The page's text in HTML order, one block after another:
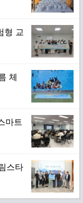
형 교
체
마트
스타